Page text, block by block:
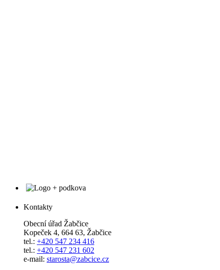
Kontakty
Obecní úřad Žabčice
Kopeček 4, 664 63, Žabčice
tel.: +420 547 234 416
tel.: +420 547 231 602
e-mail: starosta@zabcice.cz